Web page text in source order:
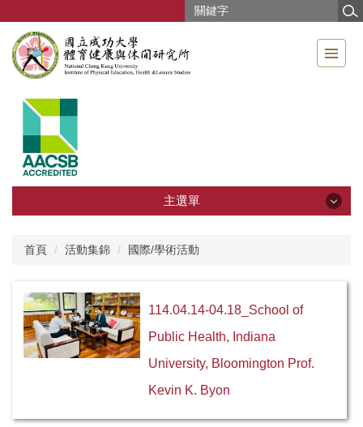
主
要
主選單
影音專區
本所簡介
教職員工
首頁 活動集錦 國際/學術活動
114.04.14-04.18_School of
Public Health, Indiana
University, Bloomington Prof.
Kevin K. Byon